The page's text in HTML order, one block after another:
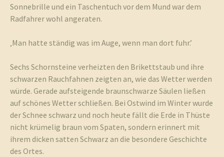
Sonnebrille und ein Taschentuch vor dem Mund war dem
Radfahrer wohl angeraten.
‚Man hatte ständig was im Auge, wenn man dort fuhr.’
Sechs Schornsteine verheizten den Brikettstaub und ihre
schwarzen Rauchfahnen zeigten an, wie das Wetter werden
würde. Gerade aufsteigende braunschwarze Säulen ließen
auf schönes Wetter schließen. Bei Ostwind im Winter wurde
der Schnee schwarz und noch heute fällt die Erde in Thüste
nicht krümelig braun vom Spaten, sondern erinnert mit
ihrem dicken satten Schwarz an die besondere Geschichte
des Ortes.